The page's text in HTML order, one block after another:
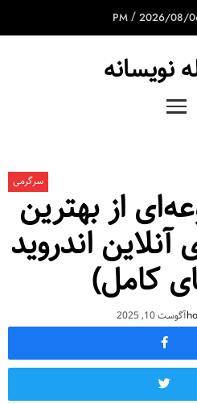
/ 2026/08/
نویسانه
سرگرمی
از بهترین
اندروید
کامل)
آگوست 10, 2025